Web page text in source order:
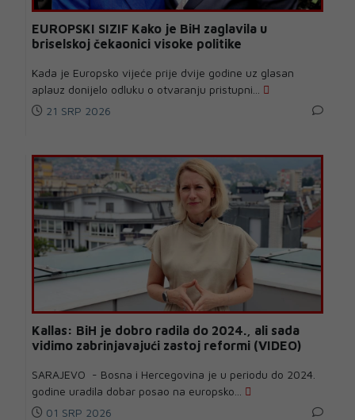
EUROPSKI SIZIF Kako je BiH zaglavila u
briselskoj čekaonici visoke politike
Kada je Europsko vijeće prije dvije godine uz glasan
aplauz donijelo odluku o otvaranju pristupni...
21 SRP 2026
Kallas: BiH je dobro radila do 2024., ali sada
vidimo zabrinjavajući zastoj reformi (VIDEO)
SARAJEVO - Bosna i Hercegovina je u periodu do 2024.
godine uradila dobar posao na europsko...
01 SRP 2026